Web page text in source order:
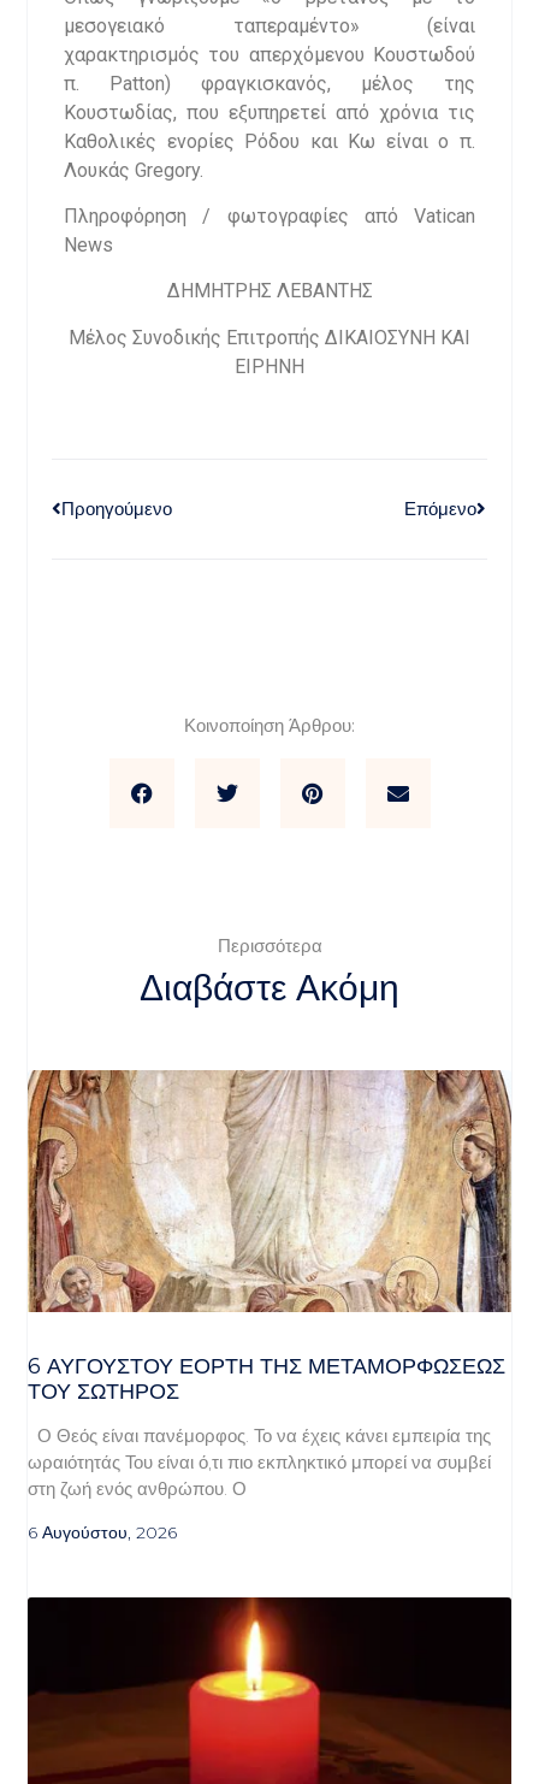
μεσογειακό ταπεραμέντο» (είναι
χαρακτηρισμός του απερχόμενου Κουστωδού
π. Patton) φραγκισκανός, μέλος της
Κουστωδίας, που εξυπηρετεί από χρόνια τις
Καθολικές ενορίες Ρόδου και Κω είναι ο π.
Λουκάς Gregory.
Πληροφόρηση / φωτογραφίες από Vatican
News
ΔΗΜΗΤΡΗΣ ΛΕΒΑΝΤΗΣ
Μέλος Συνοδικής Επιτροπής ΔΙΚΑΙΟΣΥΝΗ ΚΑΙ
ΕΙΡΗΝΗ
Προηγούμενο Επόμενο
Κοινοποίηση Άρθρου:
Περισσότερα
Διαβάστε Ακόμη
6 ΑΥΓΟΥΣΤΟΥ ΕΟΡΤΗ ΤΗΣ ΜΕΤΑΜΟΡΦΩΣΕΩΣ
ΤΟΥ ΣΩΤΗΡΟΣ
Ο Θεός είναι πανέμορφος. Το να έχεις κάνει εμπειρία της
ωραιότητάς Του είναι ό,τι πιο εκπληκτικό μπορεί να συμβεί
στη ζωή ενός ανθρώπου. Ο
6 Αυγούστου, 2026